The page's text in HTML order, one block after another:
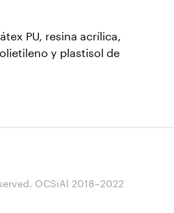
PU, resina acrílica,
y plastisol de
OCSiAl 2018–2022